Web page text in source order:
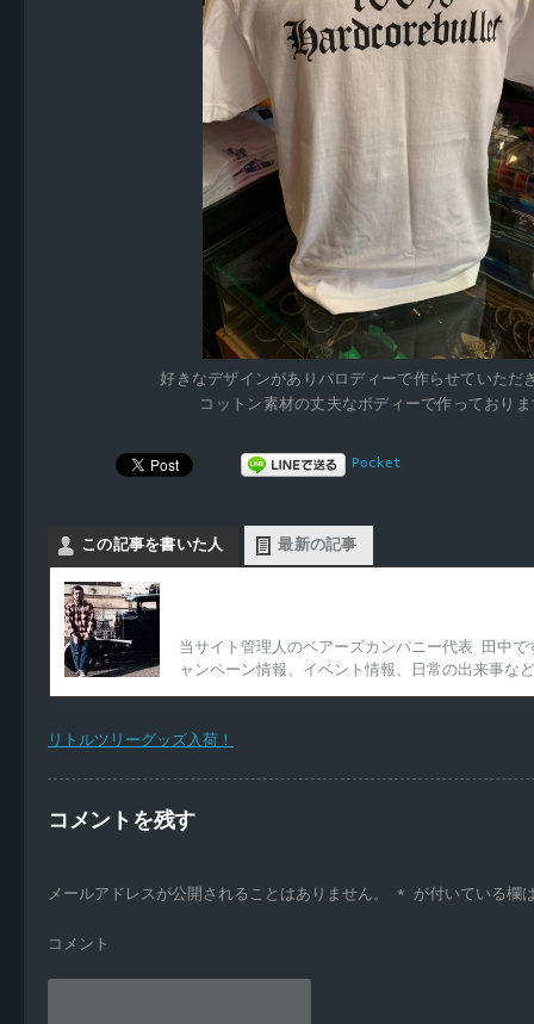
好きなデザインがありパロディーで作らせていただ
コットン素材の丈夫なボディーで作っており
Pocket
この記事を書いた人 最新の記事
当サイト管理人のベアーズカンパニー代表 田中
ャンペーン情報、イベント情報、日常の出来事な
リトルツリーグッズ入荷！
コメントを残す
メールアドレスが公開されることはありません。 * が付いている欄
コメント